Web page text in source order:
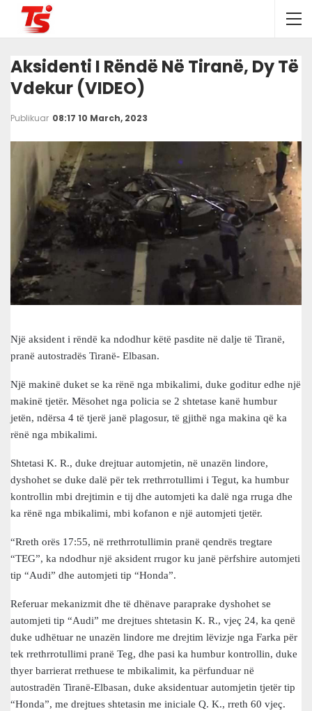
Aksidenti I Rëndë Në Tiranë, Dy Të
Vdekur (VIDEO)
Publikuar 08:17 10 March, 2023
Një aksident i rëndë ka ndodhur këtë pasdite në dalje të Tiranë,
pranë autostradës Tiranë- Elbasan.
Një makinë duket se ka rënë nga mbikalimi, duke goditur edhe një
makinë tjetër. Mësohet nga policia se 2 shtetase kanë humbur
jetën, ndërsa 4 të tjerë janë plagosur, të gjithë nga makina që ka
rënë nga mbikalimi.
Shtetasi K. R., duke drejtuar automjetin, në unazën lindore,
dyshohet se duke dalë për tek rrethrrotullimi i Tegut, ka humbur
kontrollin mbi drejtimin e tij dhe automjeti ka dalë nga rruga dhe
ka rënë nga mbikalimi, mbi kofanon e një automjeti tjetër.
“Rreth orës 17:55, në rrethrrotullimin pranë qendrës tregtare
“TEG”, ka ndodhur një aksident rrugor ku janë përfshire automjeti
tip “Audi” dhe automjeti tip “Honda”.
Referuar mekanizmit dhe të dhënave paraprake dyshohet se
automjeti tip “Audi” me drejtues shtetasin K. R., vjeç 24, ka qenë
duke udhëtuar ne unazën lindore me drejtim lëvizje nga Farka për
tek rrethrrotullimi pranë Teg, dhe pasi ka humbur kontrollin, duke
thyer barrierat rrethuese te mbikalimit, ka përfunduar në
autostradën Tiranë-Elbasan, duke aksidentuar automjetin tjetër tip
“Honda”, me drejtues shtetasin me iniciale Q. K., rreth 60 vjeç.